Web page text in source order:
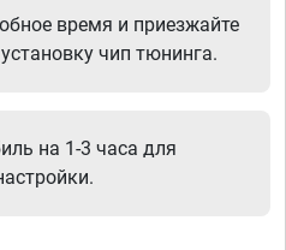
время и приезжайте
чип тюнинга.
на 1-3 часа для